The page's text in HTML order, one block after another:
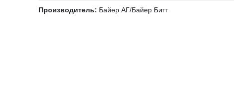
Производитель: Байер АГ/Байер Битт